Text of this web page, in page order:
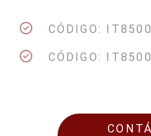
CÓDIGO:
CÓDIGO: